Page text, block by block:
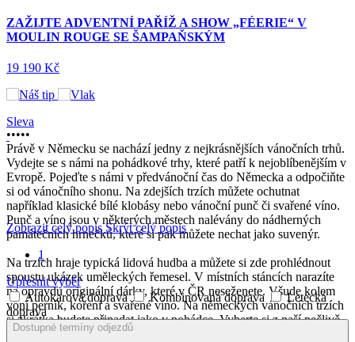
ZAŽIJTE ADVENTNÍ PAŘÍŽ A SHOW „FÉERIE“ V
MOULIN ROUGE SE ŠAMPAŇSKÝM
19 190 Kč
Sleva
•••••
Právě v Německu se nachází jedny z nejkrásnějších vánočních trhů.
Vydejte se s námi na pohádkové trhy, které patří k nejoblíbenějším v
Evropě. Pojeďte s námi v předvánoční čas do Německa a odpočiňte
si od vánočního shonu. Na zdejších trzích můžete ochutnat
například klasické bílé klobásy nebo vánoční punč či svařené víno.
Punč a víno jsou v některých městech nalévány do nádherných
památečních hrnečků, které si pak můžete nechat jako suvenýr.
Na trzích hraje typická lidová hudba a můžete si zde prohlédnout
spoustu ukázek uměleckých řemesel. V místních stáncích narazíte
na opravdu originální dárky, které v ČR neseženete. Všude kolem
voní perník, koření a svařené víno. Na německých vánočních trzích
si zkrátka budete připadat jako v pohádce. Vyberte si z naší pečlivě
připravené nabídky zájezdů.
Zobrazit celý popis Skrýt celý popis
1
Upřesnit výběr
Autokarová doprava
Kombinovaná doprava
Letecká
doprava
Dostupné termíny odjezdů